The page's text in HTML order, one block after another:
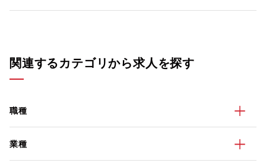
関連するカテゴリから求人を探す
職種
業種